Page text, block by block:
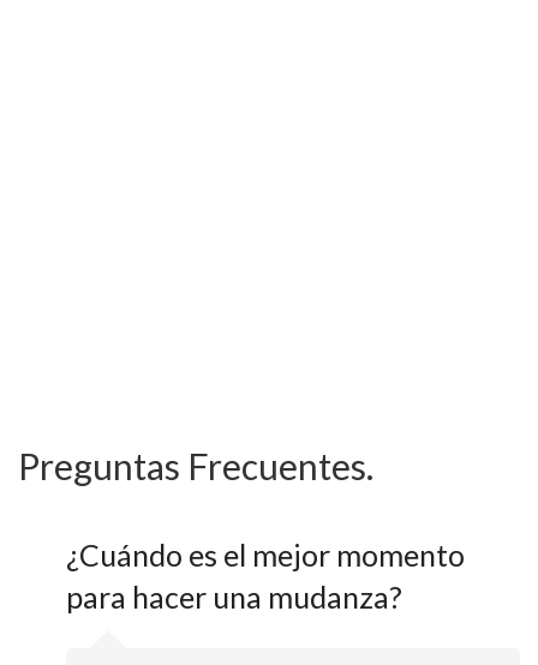
Preguntas Frecuentes.
¿Cuándo es el mejor momento
para hacer una mudanza?